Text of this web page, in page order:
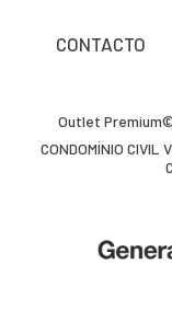
CONTACTO
Outlet
CONDOMÍNIO CIVIL